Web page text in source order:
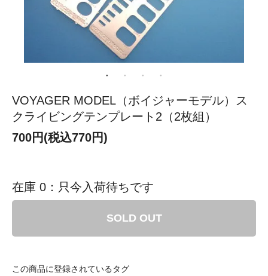
VOYAGER MODEL（ボイジャーモデル）ス
クライビングテンプレート2（2枚組）
700円(税込770円)
在庫 0：只今入荷待ちです
SOLD OUT
この商品に登録されているタグ